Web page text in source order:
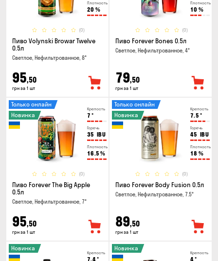
Плотность
20 %
(0)
Пиво Volynski Browar Twelve
0.5л
Светлое, Нефильтрованное, 8°
95,50
грн за 1 шт
Плотность
10 %
(0)
Пиво Forever Bones 0.5л
Светлое, Нефильтрованное, 4°
79,50
грн за 1 шт
Крепость
7 °
Горечь
35 IBU
Плотность
16.5 %
(0)
Только онлайн
Новинка
Пиво Forever The Big Apple
0.5л
Светлое, Нефильтрованное, 7°
95,50
грн за 1 шт
Крепость
7.5 °
Горечь
45 IBU
Плотность
18 %
(0)
Только онлайн
Новинка
Пиво Forever Body Fusion 0.5л
Светлое, Нефильтрованное, 7.5°
89,50
грн за 1 шт
Крепость
7.4°
Новинка
Крепость
4°
Новинка